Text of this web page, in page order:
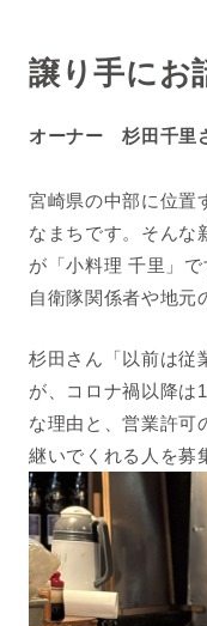
譲り手にお
オーナー 杉田千里
宮崎県の中部に位置
なまちです。そんな
が「小料理 千里」
自衛隊関係者や地元
杉田さん「以前は従
が、コロナ禍以降は
な理由と、営業許可
継いでくれる人を募